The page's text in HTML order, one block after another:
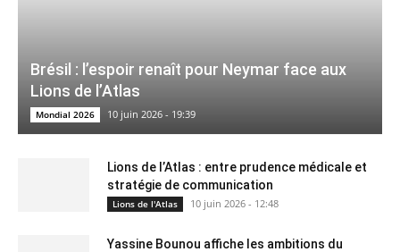
Brésil : l’espoir renaît pour Neymar face aux
Lions de l’Atlas
Mondial 2026 10 juin 2026 - 19:39
Lions de l’Atlas : entre prudence médicale et
stratégie de communication
Lions de l'Atlas 10 juin 2026 - 12:48
Yassine Bounou affiche les ambitions du